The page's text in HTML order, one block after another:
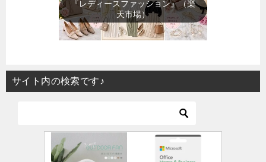
『テレビゲーム』（楽天市場）
サイト内の検索です♪